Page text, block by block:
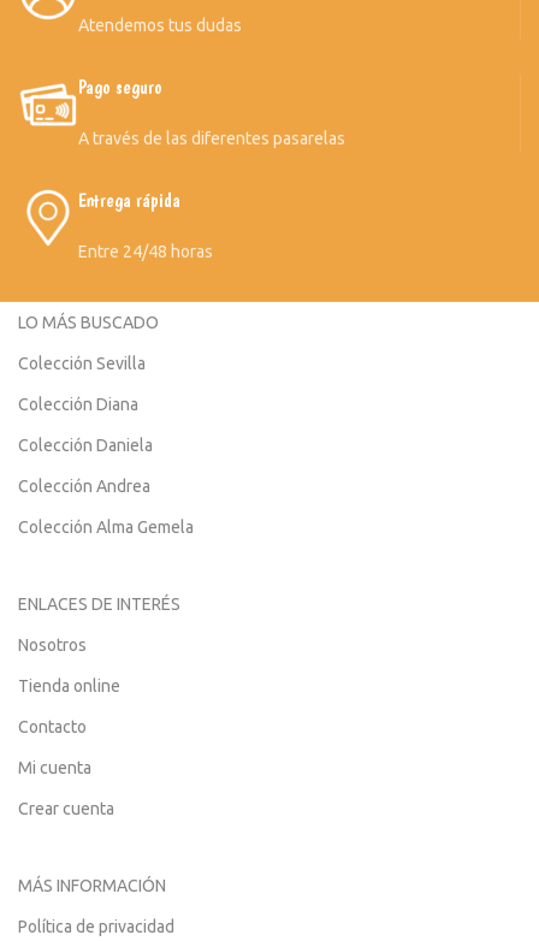
Atendemos tus dudas
Pago seguro
A través de las diferentes pasarelas
Entrega rápida
Entre 24/48 horas
LO MÁS BUSCADO
Colección Sevilla
Colección Diana
Colección Daniela
Colección Andrea
Colección Alma Gemela
ENLACES DE INTERÉS
Nosotros
Tienda online
Contacto
Mi cuenta
Crear cuenta
MÁS INFORMACIÓN
Política de privacidad